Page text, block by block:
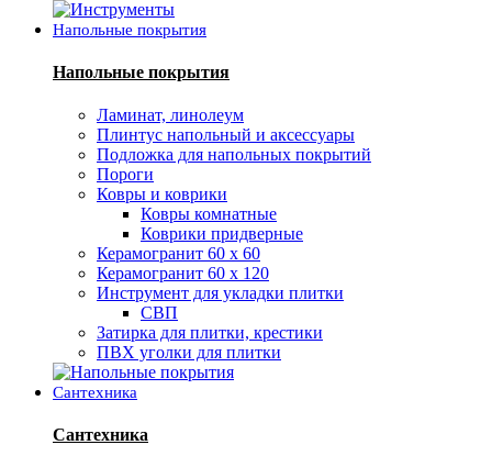
Напольные покрытия
Напольные покрытия
Ламинат, линолеум
Плинтус напольный и аксессуары
Подложка для напольных покрытий
Пороги
Ковры и коврики
Ковры комнатные
Коврики придверные
Керамогранит 60 х 60
Керамогранит 60 х 120
Инструмент для укладки плитки
СВП
Затирка для плитки, крестики
ПВХ уголки для плитки
Сантехника
Сантехника